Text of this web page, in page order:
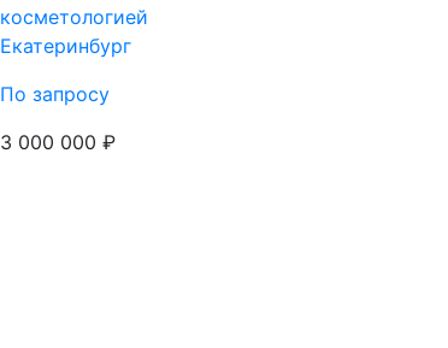
косметологией
Екатеринбург
По запросу
3 000 000 ₽